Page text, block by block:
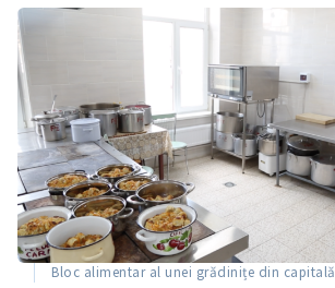
Bloc alimentar al unei grădinițe din capitală